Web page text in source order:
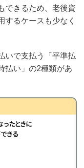
できるため、老後資
するケースも少なく
いで支払う「平準払
払い」の2種類があ